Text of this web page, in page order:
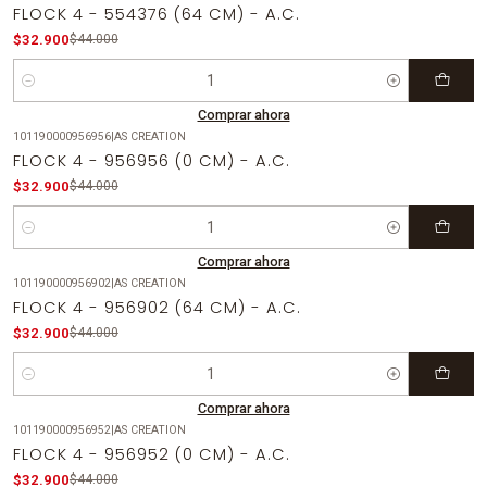
FLOCK 4 - 554376 (64 CM) - A.C.
$32.900$44.000
Cantidad
Comprar ahora
101190000956956|AS CREATION
FLOCK 4 - 956956 (0 CM) - A.C.
$32.900$44.000
Cantidad
Comprar ahora
101190000956902|AS CREATION
FLOCK 4 - 956902 (64 CM) - A.C.
$32.900$44.000
Cantidad
Comprar ahora
Agotado
101190000956952|AS CREATION
FLOCK 4 - 956952 (0 CM) - A.C.
$32.900$44.000